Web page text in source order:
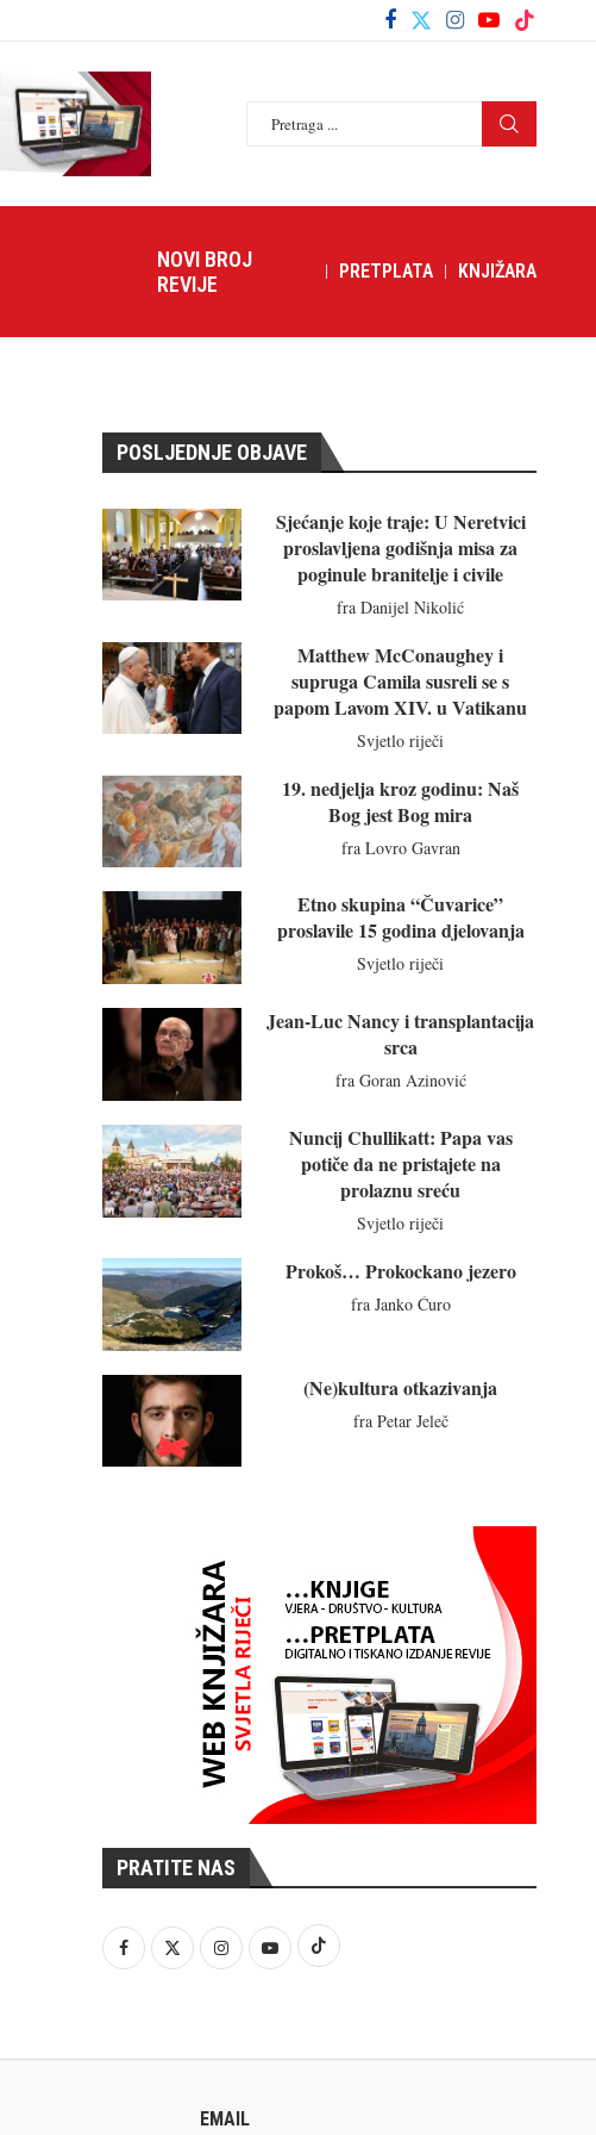
NOVI BROJ
REVIJE
PRETPLATA KNJIŽARA
POSLJEDNJE OBJAVE
Sjećanje koje traje: U Neretvici
proslavljena godišnja misa za
poginule branitelje i civile
fra Danijel Nikolić
Matthew McConaughey i
supruga Camila susreli se s
papom Lavom XIV. u Vatikanu
Svjetlo riječi
19. nedjelja kroz godinu: Naš
Bog jest Bog mira
fra Lovro Gavran
Etno skupina “Čuvarice”
proslavile 15 godina djelovanja
Svjetlo riječi
Jean-Luc Nancy i transplantacija
srca
fra Goran Azinović
Nuncij Chullikatt: Papa vas
potiče da ne pristajete na
prolaznu sreću
Svjetlo riječi
Prokoš… Prokockano jezero
fra Janko Ćuro
(Ne)kultura otkazivanja
fra Petar Jeleč
PRATITE NAS
EMAIL